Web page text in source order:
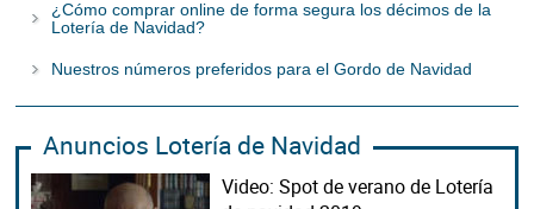
¿Cómo comprar online de forma segura los décimos de la
Lotería de Navidad?
Nuestros números preferidos para el Gordo de Navidad
Anuncios Lotería de Navidad
Video: Spot de verano de Lotería